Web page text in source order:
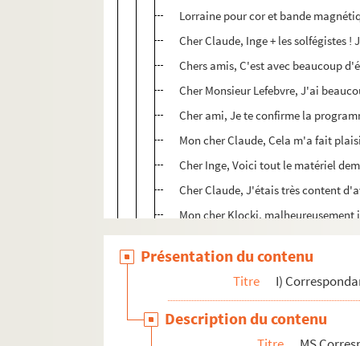
Lorraine pour cor et bande
Cher Claude, Inge + les solfégistes
Chers amis, C'est avec beaucoup
Cher Monsieur Lefebvre, J'ai
Cher ami, Je te confirme la
Mon cher Claude, Cela m'a fait
Cher Inge, Voici tout le matériel
Cher Claude, J'étais très content
Mon cher Klocki, malheureusement
Chère Inge, Cher Claude, merci
Dear Claude, Thank you for your
Cher ami, comptez sur moi pour
Cher Monsieur Claude Lefèvre,
Chère Inge, Claude m'a apporté,
Présentation du contenu
Titre I)
Description du contenu